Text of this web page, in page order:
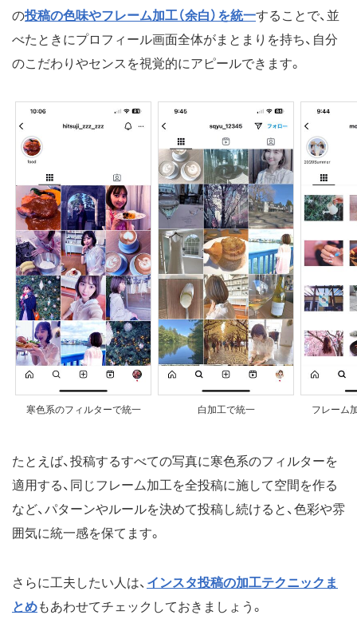
の投稿の色味やフレーム加工（余白）を統一することで、並
べたときにプロフィール画面全体がまとまりを持ち、自分
のこだわりやセンスを視覚的にアピールできます。
寒色系のフィルターで統一 白加工で統一 フレーム
たとえば、投稿するすべての写真に寒色系のフィルターを
適用する、同じフレーム加工を全投稿に施して空間を作る
など、パターンやルールを決めて投稿し続けると、色彩や雰
囲気に統一感を保てます。
さらに工夫したい人は、 インスタ投稿の加工テクニックま
とめもあわせてチェックしておきましょう。